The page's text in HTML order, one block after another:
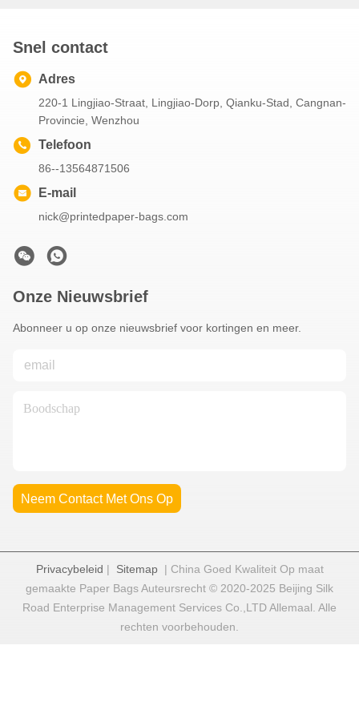
Snel contact
Adres
220-1 Lingjiao-Straat, Lingjiao-Dorp, Qianku-Stad, Cangnan-
Provincie, Wenzhou
Telefoon
86--13564871506
E-mail
nick@printedpaper-bags.com
Onze Nieuwsbrief
Abonneer u op onze nieuwsbrief voor kortingen en meer.
Neem Contact Met Ons Op
Privacybeleid | Sitemap| China Goed Kwaliteit Op maat
gemaakte Paper Bags Auteursrecht © 2020-2025 Beijing Silk
Road Enterprise Management Services Co.,LTD Allemaal. Alle
rechten voorbehouden.